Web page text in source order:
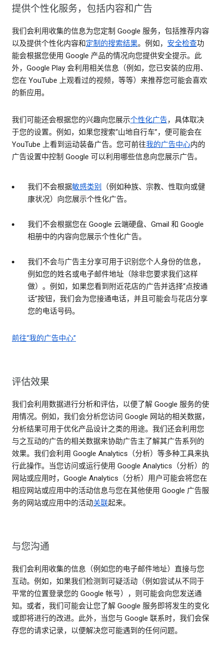
提供个性化服务，包括内容和广告
我们会利用收集的信息为您定制 Google 服务，包括推荐内容
以及提供个性化内容和定制的搜索结果。例如， 安全检查功
能会根据您使用 Google 产品的情况向您提供安全提示。此
外，Google Play 会利用相关信息（例如，您已安装的应用、
您在 YouTube 上观看过的视频，等等）来推荐您可能会喜欢
的新应用。
我们可能还会根据您的兴趣向您展示个性化广告，具体取决
于您的设置。例如，如果您搜索“山地自行车”，便可能会在
YouTube 上看到运动装备广告。您可前往我的广告中心内的
广告设置中控制 Google 可以利用哪些信息向您展示广告。
我们不会根据敏感类别
（例如种族、宗教、性取向或健
康状况）向您展示个性化广告。
我们不会根据您在 Google 云端硬盘、Gmail 和 Google
相册中的内容向您展示个性化广告。
我们不会与广告主分享可用于识别您个人身份的信息，
例如您的姓名或电子邮件地址（除非您要求我们这样
做）。例如，如果您看到附近花店的广告并选择“点按通
话”按钮，我们会为您接通电话，并且可能会与花店分享
您的电话号码。
前往“我的广告中心”
评估效果
我们会利用数据进行分析和评估，以便了解 Google 服务的使
用情况。例如，我们会分析您访问 Google 网站的相关数据，
分析结果可用于优化产品设计之类的用途。我们还会利用您
与之互动的广告的相关数据来协助广告主了解其广告系列的
效果。我们会利用 Google Analytics（分析）等多种工具来执
行此操作。当您访问或运行使用 Google Analytics（分析）的
网站或应用时，Google Analytics（分析）用户可能会将您在
相应网站或应用中的活动信息与您在其他使用 Google 广告服
务的网站或应用中的活动关联起来。
与您沟通
我们会利用收集的信息（例如您的电子邮件地址）直接与您
互动。例如，如果我们检测到可疑活动（例如尝试从不同于
平常的位置登录您的 Google 帐号），则可能会向您发送通
知。或者，我们可能会让您了解 Google 服务即将发生的变化
或即将进行的改进。此外，当您与 Google 联系时，我们会保
存您的请求记录，以便解决您可能遇到的任何问题。